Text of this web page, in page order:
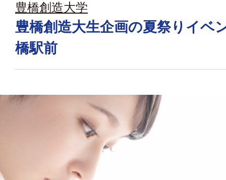
豊橋創造大学
豊橋創造大生企画の夏祭りイ
橋駅前